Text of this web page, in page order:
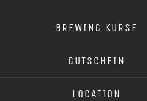
BREWING KURSE
GUTSCHEIN
LOCATION